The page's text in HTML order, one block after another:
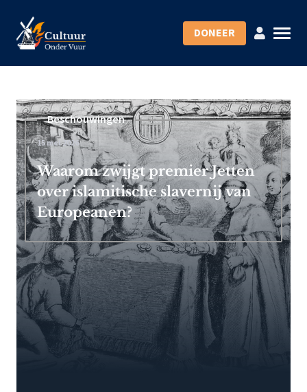
DONEER
Beschouwingen
15 mei 2026
Waarom zwijgt premier Jetten
over islamitische slavernij van
Europeanen?